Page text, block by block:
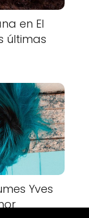
en El
últimas
Yves